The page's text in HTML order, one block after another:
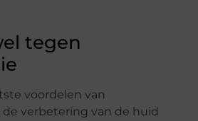
tegen
voordelen van
de verbetering van de huid